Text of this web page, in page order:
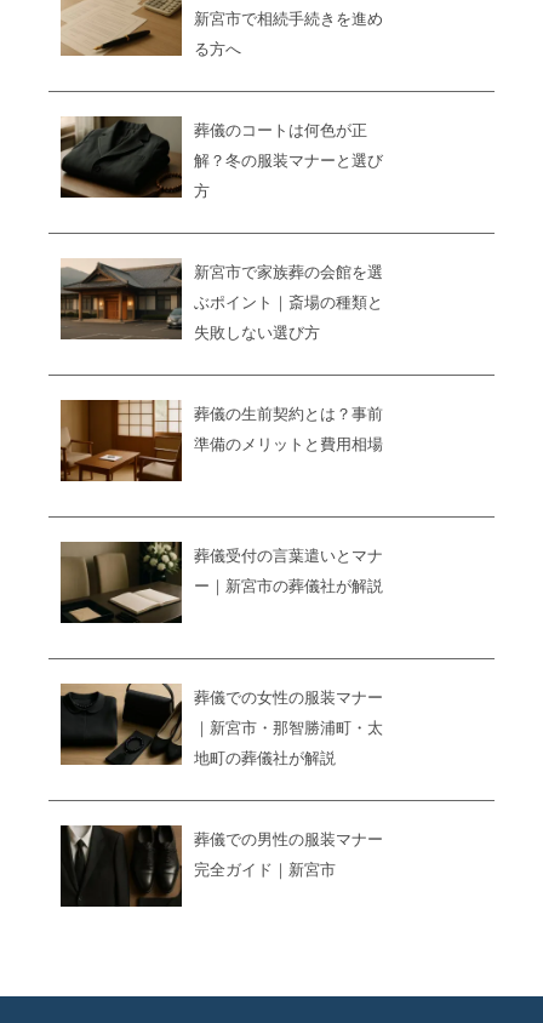
新宮市で相続手続きを進め
る方へ
葬儀のコートは何色が正
解？冬の服装マナーと選び
方
新宮市で家族葬の会館を選
ぶポイント｜斎場の種類と
失敗しない選び方
葬儀の生前契約とは？事前
準備のメリットと費用相場
葬儀受付の言葉遣いとマナ
ー｜新宮市の葬儀社が解説
葬儀での女性の服装マナー
｜新宮市・那智勝浦町・太
地町の葬儀社が解説
葬儀での男性の服装マナー
完全ガイド｜新宮市